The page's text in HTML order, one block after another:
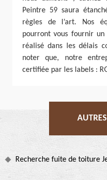
Peintre 59 saura
règles de l’art. Nos
pourront vous fournir
réalisé dans les délais
noter que, notre
certifiée par les labels :
Recherche fuite de toiture